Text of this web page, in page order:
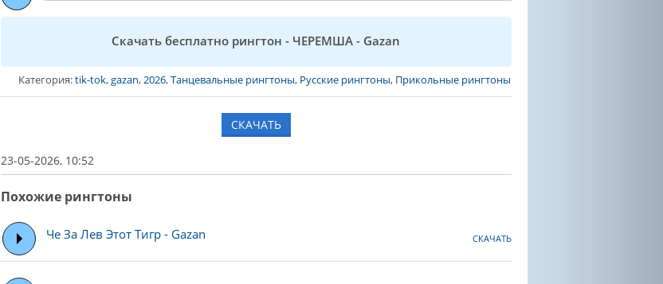
Скачать бесплатно рингтон - ЧЕРЕМША - Gazan
Категория:tik-tok,gazan, 2026,Танцевальные рингтоны, Русские рингтоны, Прикольные рингтоны
СКАЧАТЬ
23-05-2026, 10:52
Похожие рингтоны
Че За Лев Этот Тигр - Gazan СКАЧАТЬ